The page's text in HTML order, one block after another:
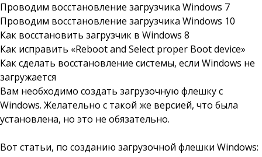
Проводим восстановление загрузчика Windows 7
Проводим восстановление загрузчика Windows 10
Как восстановить загрузчик в Windows 8
Как исправить «Reboot and Select proper Boot device»
Как сделать восстановление системы, если Windows не
загружается
Вам необходимо создать загрузочную флешку с
Windows. Желательно с такой же версией, что была
установлена, но это не обязательно.
Вот статьи, по созданию загрузочной флешки Windows: